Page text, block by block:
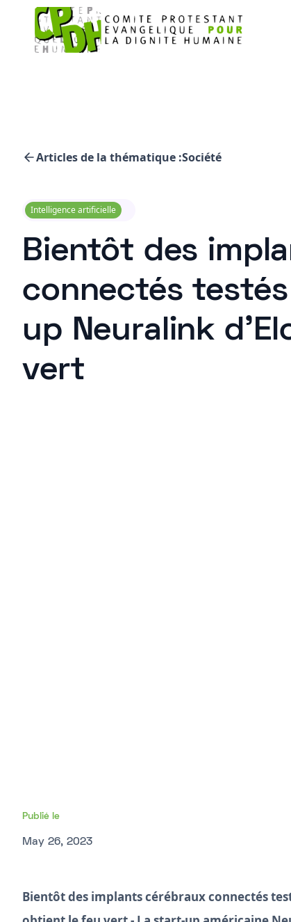
Articles de la thématique :Société
Intelligence artificielle
Bientôt des
connectés
up Neuralink
vert
Publié le
May 26, 2023
Bientôt des implants cérébraux connectés